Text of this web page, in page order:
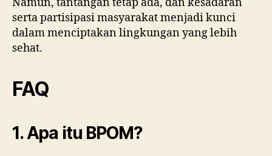
Namun, tantangan tetap ada, dan kesadaran
serta partisipasi masyarakat menjadi kunci
dalam menciptakan lingkungan yang lebih
sehat.
FAQ
1. Apa itu BPOM?